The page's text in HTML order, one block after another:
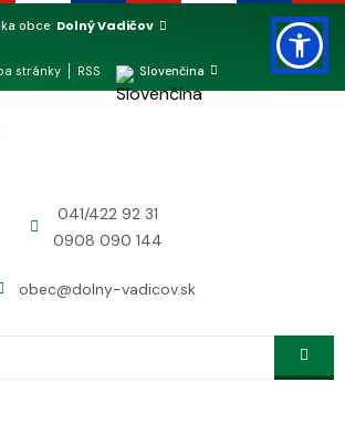
obce Dolný Vadičov
stránky RSS Slovenčina
041/422 92 31
0908 090 144
obec@dolny-vadicov.sk